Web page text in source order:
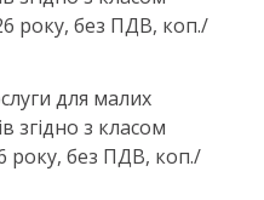
року, без ПДВ, коп./
для малих
згідно з класом
року, без ПДВ, коп./